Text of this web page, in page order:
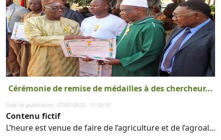
Cérémonie de remise de médailles à des chercheur...
Date de publication : 07/01/2025 - 11:50:56
Contenu fictif
L’heure est venue de faire de l’agriculture et de l’agroal...